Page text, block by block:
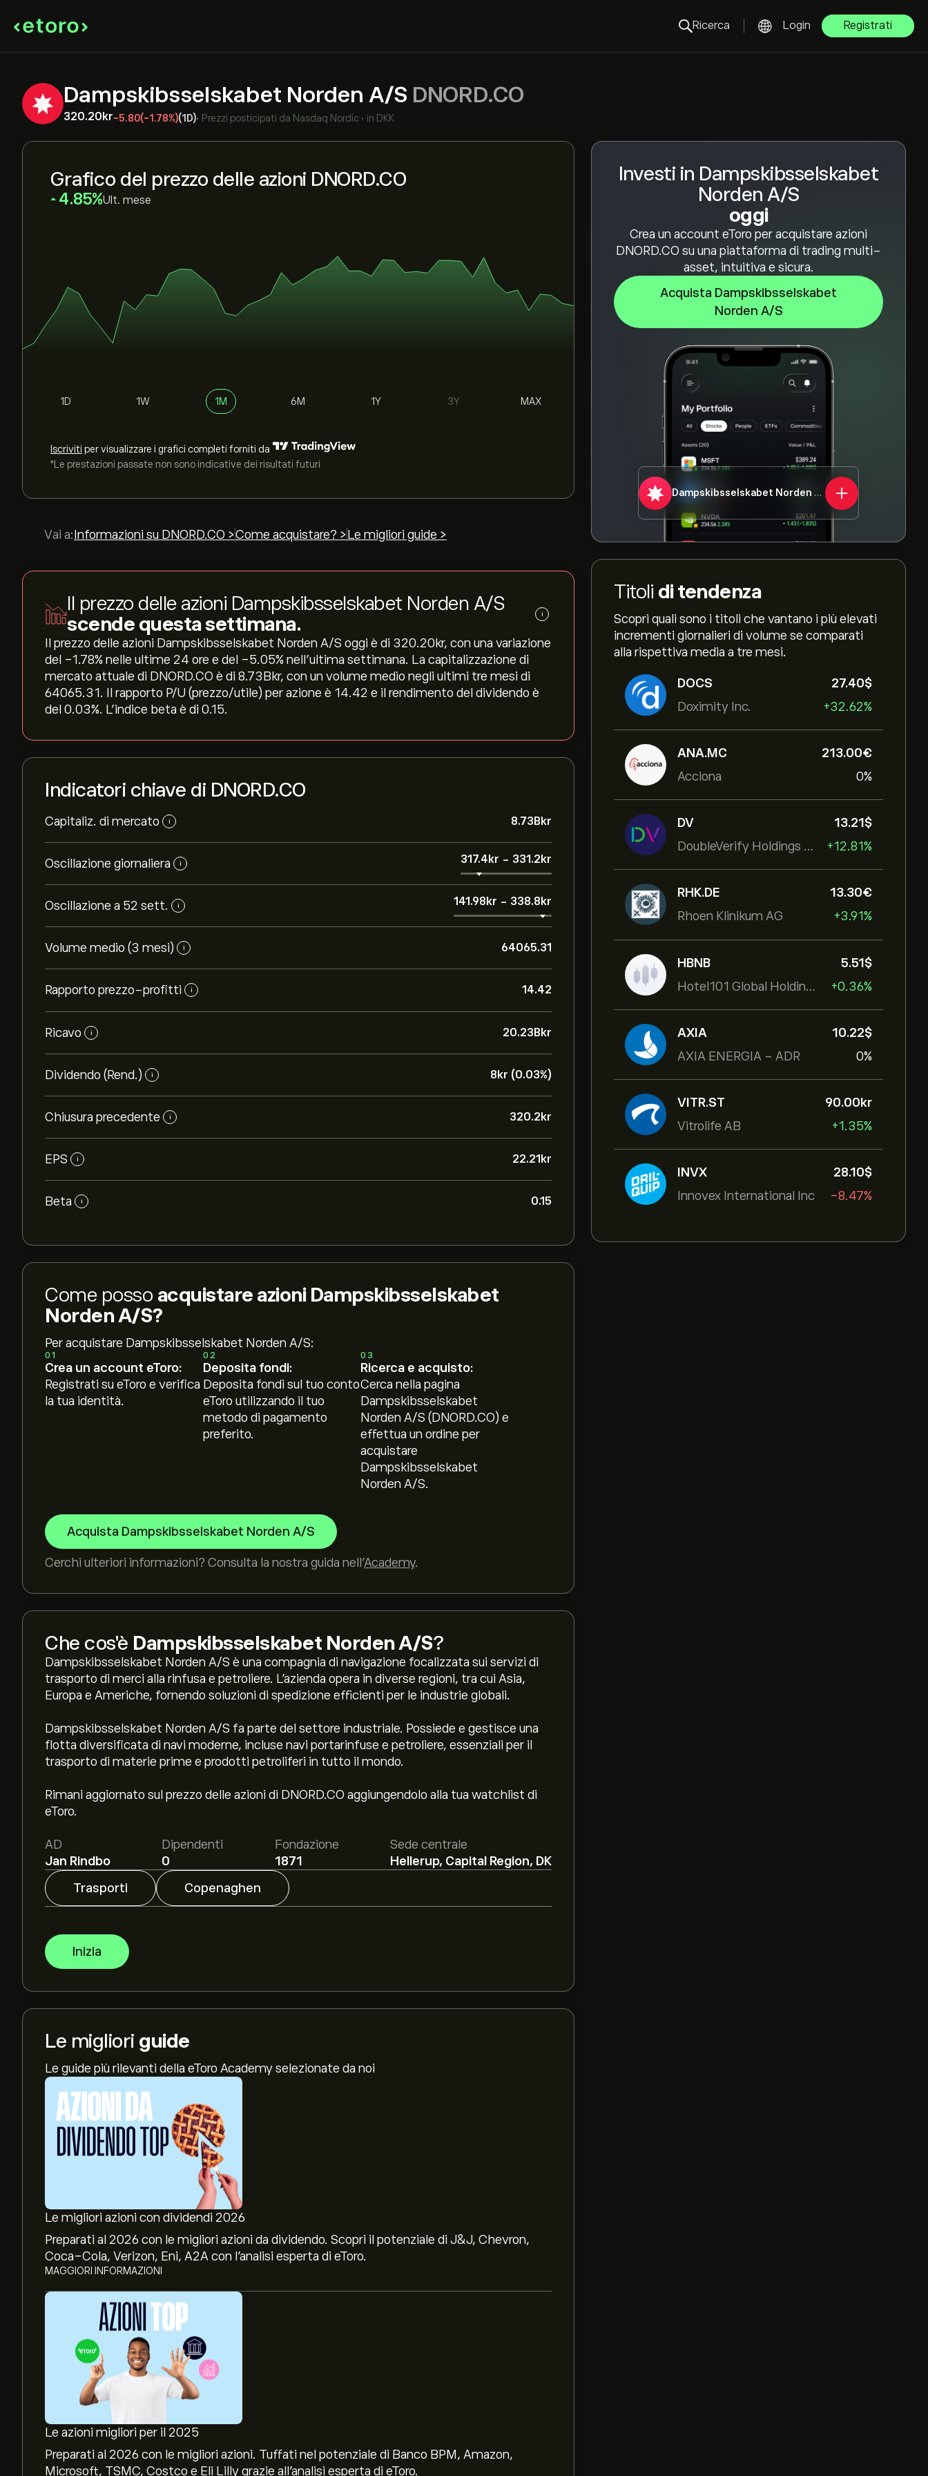
Ricerca Login Registrati
Dampskibsselskabet Norden A/S DNORD.CO
320.20‎kr‎-5.80(-1.78%)(1D)• Prezzi posticipati da Nasdaq Nordic • in DKK
Investi in Dampskibsselskabet
Norden A/S
oggi
Crea un account eToro per acquistare azioni
DNORD.CO su una piattaforma di trading multi-
asset, intuitiva e sicura.
Acquista Dampskibsselskabet
Norden A/S
Dampskibsselskabet Norden A/S DNORD.CO
Titoli di tendenza
Scopri quali sono i titoli che vantano i più elevati
incrementi giornalieri di volume se comparati
alla rispettiva media a tre mesi.
DOCS
Doximity Inc.
27.40‎$‎
+32.62%
ANA.MC
Acciona
213.00‎€‎
0%
DV
DoubleVerify Holdings Inc
13.21‎$‎
+12.81%
RHK.DE
Rhoen Klinikum AG
13.30‎€‎
+3.91%
HBNB
Hotel101 Global Holdings Corp
5.51‎$‎
+0.36%
AXIA
AXIA ENERGIA - ADR
10.22‎$‎
0%
VITR.ST
Vitrolife AB
90.00‎kr‎
+1.35%
INVX
Innovex International Inc
28.10‎$‎
-8.47%
Grafico del prezzo delle azioni DNORD.CO
‎4.85‎ Ult. mese
1D 1W 1M 6M 1Y 3Y MAX
Iscriviti per visualizzare i grafici completi forniti da
*Le prestazioni passate non sono indicative dei risultati futuri
Vai a: Informazioni su DNORD.CO >Come acquistare? > Le migliori guide >
Il prezzo delle azioni Dampskibsselskabet Norden A/S
scende questa settimana.
i
Il prezzo delle azioni Dampskibsselskabet Norden A/S oggi è di 320.20‎kr‎, con una variazione
del ‎-1.78‎% nelle ultime 24 ore e del ‎-5.05‎% nell'ultima settimana. La capitalizzazione di
mercato attuale di DNORD.CO è di 8.73B‎kr‎, con un volume medio negli ultimi tre mesi di
64065.31. Il rapporto P/U (prezzo/utile) per azione è 14.42 e il rendimento del dividendo è
del 0.03%. L'indice beta è di 0.15.
Indicatori chiave di DNORD.CO
Capitaliz. di mercato i 8.73B‎kr‎
Oscillazione giornaliera i 317.4‎kr‎ - 331.2‎kr‎
Oscillazione a 52 sett. i 141.98‎kr‎ - 338.8‎kr‎
Volume medio (3 mesi) i 64065.31
Rapporto prezzo-profitti i 14.42
Ricavo i 20.23B‎kr‎
Dividendo (Rend.) i 8‎kr‎ (0.03%)
Chiusura precedente i 320.2‎kr‎
EPS i 22.21‎kr‎
Beta i 0.15
Come posso acquistare azioni Dampskibsselskabet
Norden A/S?
Per acquistare Dampskibsselskabet Norden A/S:
01
Crea un account eToro:
Registrati su eToro e verifica
la tua identità.
02
Deposita fondi:
Deposita fondi sul tuo conto
eToro utilizzando il tuo
metodo di pagamento
preferito.
03
Ricerca e acquisto:
Cerca nella pagina
Dampskibsselskabet
Norden A/S (DNORD.CO) e
effettua un ordine per
acquistare
Dampskibsselskabet
Norden A/S.
Acquista Dampskibsselskabet Norden A/S
Cerchi ulteriori informazioni? Consulta la nostra guida nell’Academy.
Che cos'è Dampskibsselskabet Norden A/S?
Dampskibsselskabet Norden A/S è una compagnia di navigazione focalizzata sui servizi di
trasporto di merci alla rinfusa e petroliere. L'azienda opera in diverse regioni, tra cui Asia,
Europa e Americhe, fornendo soluzioni di spedizione efficienti per le industrie globali.
Dampskibsselskabet Norden A/S fa parte del settore industriale. Possiede e gestisce una
flotta diversificata di navi moderne, incluse navi portarinfuse e petroliere, essenziali per il
trasporto di materie prime e prodotti petroliferi in tutto il mondo.
Rimani aggiornato sul prezzo delle azioni di DNORD.CO aggiungendolo alla tua watchlist di
eToro.
AD
Jan Rindbo
Dipendenti
0
Fondazione
1871
Sede centrale
Hellerup, Capital Region, DK
Trasporti
Copenaghen
Inizia
Le migliori guide
Le guide più rilevanti della eToro Academy selezionate da noi
Le migliori azioni con dividendi 2026
Preparati al 2026 con le migliori azioni da dividendo. Scopri il potenziale di J&J, Chevron,
Coca-Cola, Verizon, Eni, A2A con l’analisi esperta di eToro.
MAGGIORI INFORMAZIONI
Le azioni migliori per il 2025
Preparati al 2026 con le migliori azioni. Tuffati nel potenziale di Banco BPM, Amazon,
Microsoft, TSMC, Costco e Eli Lilly grazie all’analisi esperta di eToro.